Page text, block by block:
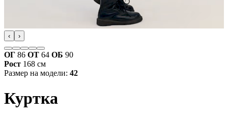
‹ ›
ОГ 86 ОТ 64 ОБ 90
Рост 168 см
Размер на модели: 42
Куртка